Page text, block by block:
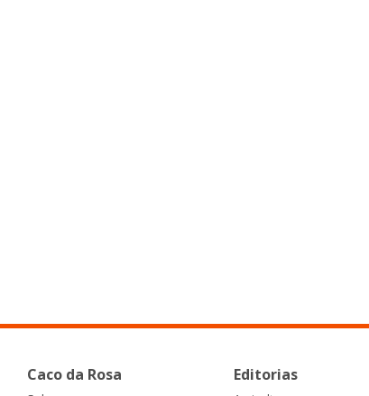
Caco da Rosa Editorias